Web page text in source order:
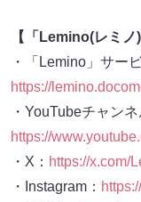
【「Lemino(レミノ)
・「Lemino」サー
https://
・YouTubeチャンネ
https://
・X： https://x.com/
・Instagram：